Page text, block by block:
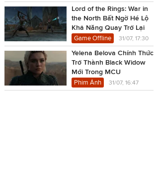
Lord of the Rings: War in
the North Bất Ngờ Hé Lộ
Khả Năng Quay Trở Lại
Game Offline 31/07, 17:30
Yelena Belova Chính Thức
Trở Thành Black Widow
Mới Trong MCU
Phim Ảnh 31/07, 16:47